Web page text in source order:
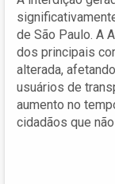
de São Paulo. A
dos principais
alterada,
usuários de
aumento no
cidadãos que